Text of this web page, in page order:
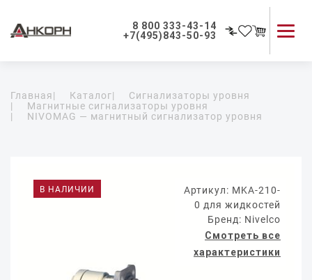
8 800 333-43-14
+7(495)843-50-93
Применение приборов
Как мы работаем
Главная| Каталог|
Сигнализаторы уровня
|
Магнитные сигнализаторы уровня
|
NIVOMAG — магнитный сигнализатор уровня
В НАЛИЧИИ
Артикул: MKA-210-
0 для жидкостей
Бренд: Nivelco
Смотреть все
характеристики